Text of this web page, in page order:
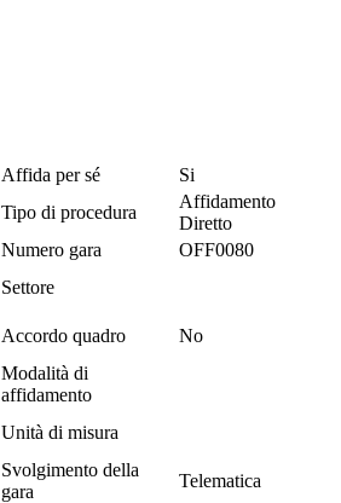
Affida per sé
Si
Tipo di procedura
Affidamento
Diretto
Numero gara
OFF0080
Settore
Accordo quadro
No
Modalità di
affidamento
Unità di misura
Svolgimento della
gara
Telematica